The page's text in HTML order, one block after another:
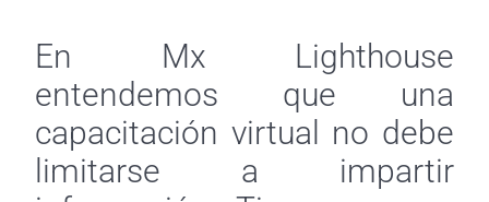
En Mx Lighthouse
entendemos que una
capacitación virtual no debe
limitarse a impartir